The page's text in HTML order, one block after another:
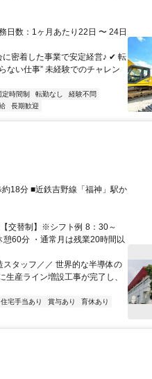
日数：1ヶ月あたり22日 〜 24日
密着した事業で安定経営♪ ✔ 転
ない仕事” 未経験でのチャレン
定時間制 転勤なし
経験不問
長期歓迎
18分 ■近鉄吉野線「福神」駅か
交替制】※シフト例 8：30～
60分 ・通常月は残業20時間以
タッフ／／ 世界的な半導体の
産ライン増設工事が完了し、
住宅手当あり 賞与あり
育休あり